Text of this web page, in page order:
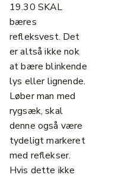
19.30 SKAL
bæres
refleksvest. Det
er altså ikke nok
at bære blinkende
lys eller lignende.
Løber man med
rygsæk, skal
denne også være
tydeligt markeret
med reflekser.
Hvis dette ikke